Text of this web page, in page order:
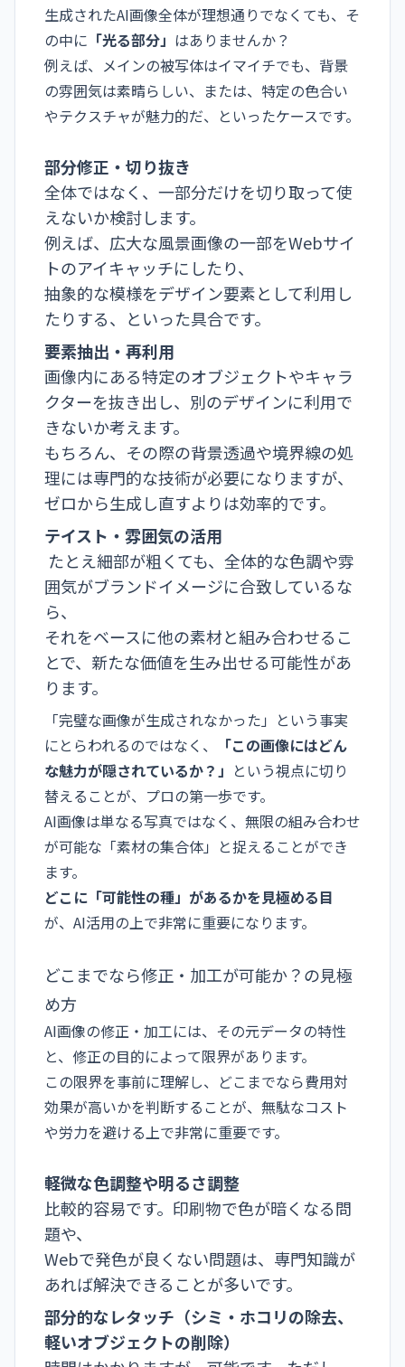
生成されたAI画像全体が理想通りでなくても、そ
の中に 「光る部分」 はありませんか？
例えば、メインの被写体はイマイチでも、背景
の雰囲気は素晴らしい、または、特定の色合い
やテクスチャが魅力的だ、といったケースです。
部分修正・切り抜き
全体ではなく、一部分だけを切り取って使
えないか検討します。
例えば、広大な風景画像の一部をWebサイ
トのアイキャッチにしたり、
抽象的な模様をデザイン要素として利用し
たりする、といった具合です。
要素抽出・再利用
画像内にある特定のオブジェクトやキャラ
クターを抜き出し、別のデザインに利用で
きないか考えます。
もちろん、その際の背景透過や境界線の処
理には専門的な技術が必要になりますが、
ゼロから生成し直すよりは効率的です。
テイスト・雰囲気の活用
たとえ細部が粗くても、全体的な色調や雰
囲気がブランドイメージに合致しているな
ら、
それをベースに他の素材と組み合わせるこ
とで、新たな価値を生み出せる可能性があ
ります。
「完璧な画像が生成されなかった」という事実
にとらわれるのではなく、
「この画像にはどん
な魅力が隠されているか？」 という視点に切り
替えることが、プロの第一歩です。
AI画像は単なる写真ではなく、無限の組み合わせ
が可能な「素材の集合体」と捉えることができ
ます。
どこに「可能性の種」があるかを見極める目
が、AI活用の上で非常に重要になります。
どこまでなら修正・加工が可能か？の見極
め方
AI画像の修正・加工には、その元データの特性
と、修正の目的によって限界があります。
この限界を事前に理解し、どこまでなら費用対
効果が高いかを判断することが、無駄なコスト
や労力を避ける上で非常に重要です。
軽微な色調整や明るさ調整
比較的容易です。印刷物で色が暗くなる問
題や、
Webで発色が良くない問題は、専門知識が
あれば解決できることが多いです。
部分的なレタッチ（シミ・ホコリの除去、
軽いオブジェクトの削除）